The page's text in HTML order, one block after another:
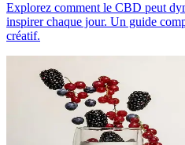
Explorez comment le CBD peut
inspirer chaque jour. Un guide
créatif.